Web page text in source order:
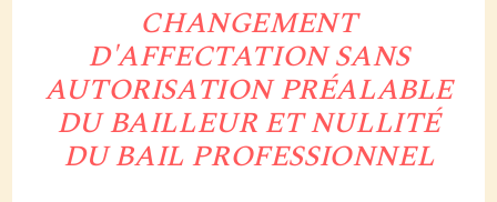
CHANGEMENT
D'AFFECTATION SANS
AUTORISATION PRÉALABLE
DU BAILLEUR ET NULLITÉ
DU BAIL PROFESSIONNEL